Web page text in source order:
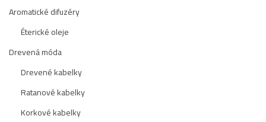
Aromatické difuzéry
Éterické oleje
Drevená móda
Drevené kabelky
Ratanové kabelky
Korkové kabelky